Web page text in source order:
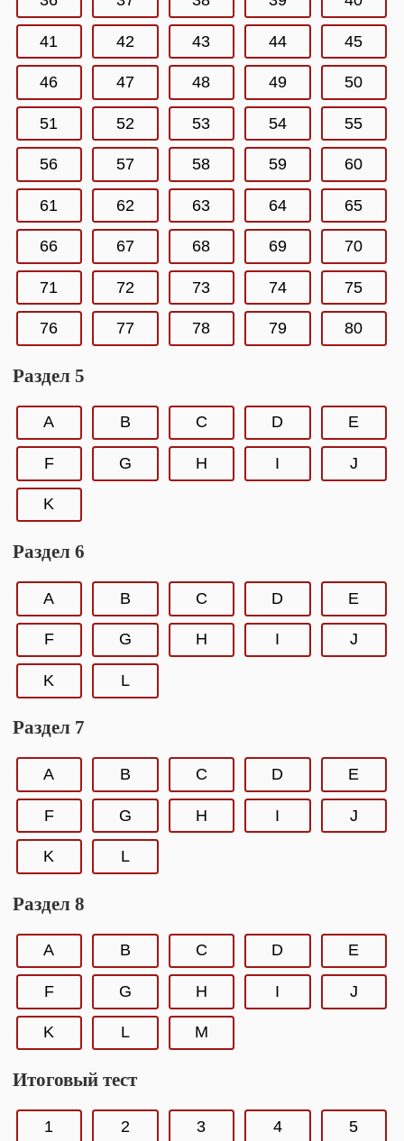
41 42 43 44 45
46 47 48 49 50
51 52 53 54 55
56 57 58 59 60
61 62 63 64 65
66 67 68 69 70
71 72 73 74 75
76 77 78 79 80
Раздел 5
A B C D E
F G H I J
K
Раздел 6
A B C D E
F G H I J
K L
Раздел 7
A B C D E
F G H I J
K L
Раздел 8
A B C D E
F G H I J
K L M
Итоговый тест
1 2 3 4 5